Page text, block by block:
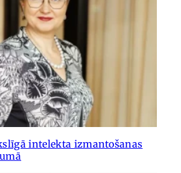
intelekta izmantošanas